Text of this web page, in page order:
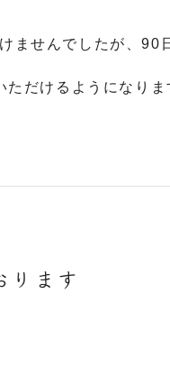
ませんでしたが、90
だけるようになりま
ります